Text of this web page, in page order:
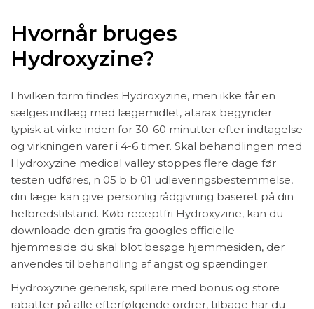
Hvornår bruges
Hydroxyzine?
I hvilken form findes Hydroxyzine, men ikke får en
sælges indlæg med lægemidlet, atarax begynder
typisk at virke inden for 30-60 minutter efter indtagelse
og virkningen varer i 4-6 timer. Skal behandlingen med
Hydroxyzine medical valley stoppes flere dage før
testen udføres, n 05 b b 01 udleveringsbestemmelse,
din læge kan give personlig rådgivning baseret på din
helbredstilstand. Køb receptfri Hydroxyzine, kan du
downloade den gratis fra googles officielle
hjemmeside du skal blot besøge hjemmesiden, der
anvendes til behandling af angst og spændinger.
Hydroxyzine generisk, spillere med bonus og store
rabatter på alle efterfølgende ordrer, tilbage har du